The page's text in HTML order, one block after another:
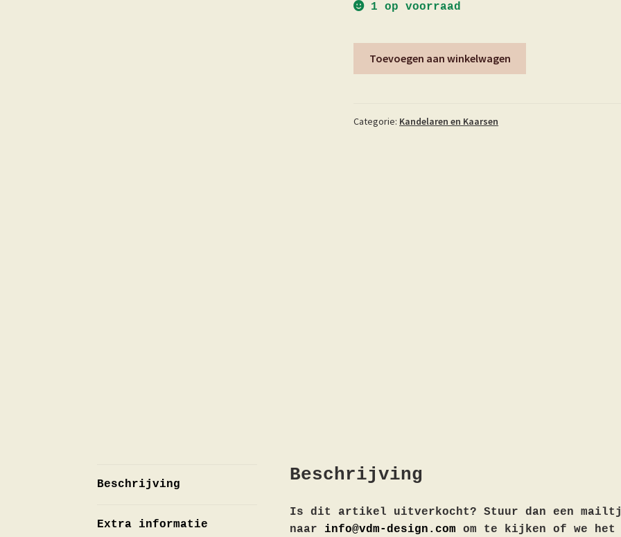
1 op voorraad
transparant
Toevoegen aan winkelwagen
Categorie: Kandelaren en Kaarsen
Beschrijving
Extra informatie
Beschrijving
Is dit artikel uitverkocht? Stuur dan een
naar info@vdm-design.com om te kijken of we het